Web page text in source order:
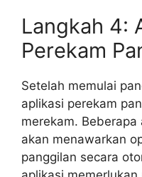
Langkah 4:
Perekam
Setelah memulai
aplikasi perekam
merekam.
akan menawarkan
panggilan secara